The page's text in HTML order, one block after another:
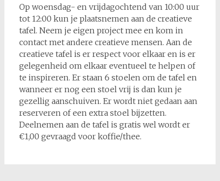
Op woensdag- en vrijdagochtend van 10:00 uur
tot 12:00 kun je plaatsnemen aan de creatieve
tafel. Neem je eigen project mee en kom in
contact met andere creatieve mensen. Aan de
creatieve tafel is er respect voor elkaar en is er
gelegenheid om elkaar eventueel te helpen of
te inspireren. Er staan 6 stoelen om de tafel en
wanneer er nog een stoel vrij is dan kun je
gezellig aanschuiven. Er wordt niet gedaan aan
reserveren of een extra stoel bijzetten.
Deelnemen aan de tafel is gratis wel wordt er
€1,00 gevraagd voor koffie/thee.